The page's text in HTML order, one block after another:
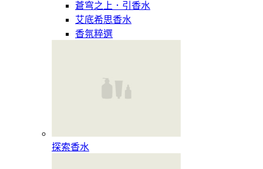
蒼穹之上．引香水
艾底希思香水
香氛粹選
探索香水​